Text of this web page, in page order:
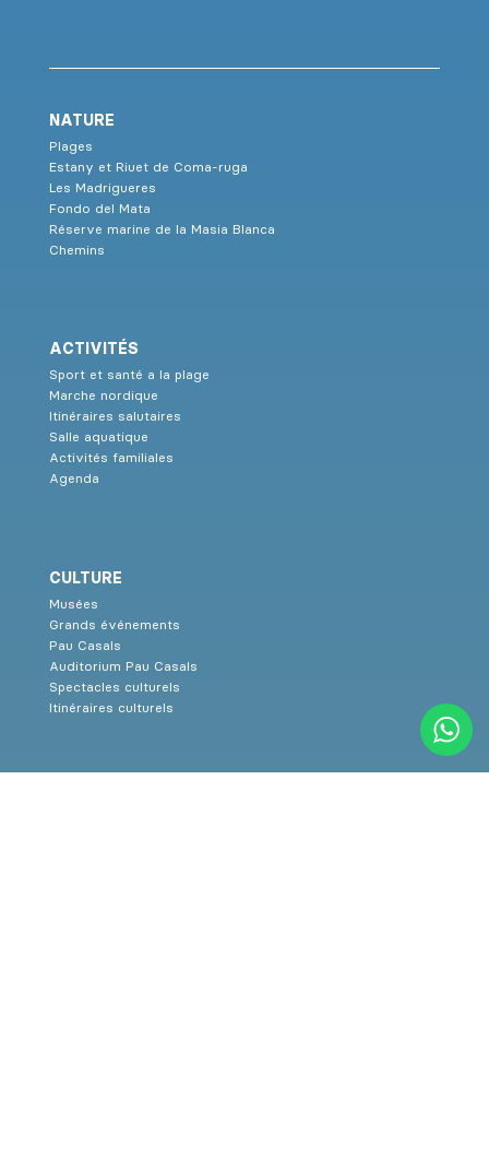
NATURE
Plages
Estany et Riuet de Coma-ruga
Les Madrigueres
Fondo del Mata
Réserve marine de la Masia Blanca
Chemins
ACTIVITÉS
Sport et santé a la plage
Marche nordique
Itinéraires salutaires
Salle aquatique
Activités familiales
Agenda
CULTURE
Musées
Grands événements
Pau Casals
Auditorium Pau Casals
Spectacles culturels
Itinéraires culturels